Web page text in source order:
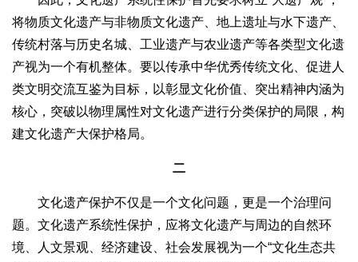
将物质文化遗产与非物质文化遗产、地上遗址与水下遗产、
传统村落与历史名城、工业遗产与农业遗产等各类型文化遗
产视为一个有机整体。要以传承中华优秀传统文化、促进人
类文明交流互鉴为目标，以彰显文化价值、突出精神内涵为
核心，突破以物理属性对文化遗产进行分类保护的局限，构
建文化遗产大保护格局。
二
文化遗产保护不仅是一个文化问题，更是一个治理问
题。文化遗产系统性保护，应将文化遗产与周边的自然环
境、人文景观、经济建设、社会发展视为一个“文化生态共